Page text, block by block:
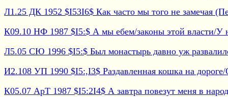
Л1.25 ДК 1952 $I53I6$ Как часто мы того не замечая
К09.10 НФ 1987 $I5:$ А мы ебем/законы этой власти/У
Л5.05 СЮ 1996 $I5:$ Был монастырь давно уж
И2.108 УП 1990 $I5:,I3$ Раздавленная кошка на
К05.07 АрТ 1987 $I5:2I4$ А завтра повезут меня в